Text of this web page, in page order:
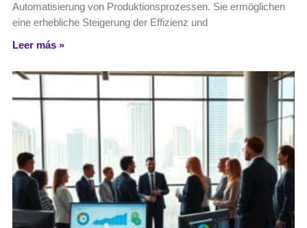
Automatisierung von Produktionsprozessen. Sie ermöglichen
eine erhebliche Steigerung der Effizienz und
Leer más »